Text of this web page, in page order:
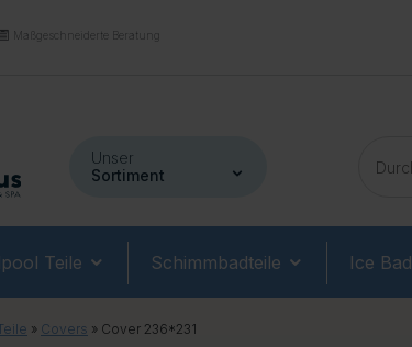
Maßgeschneiderte Beratung
Unser
Sortiment
Teile Schimmbadteile Ice Bad
» Covers » Cover 236*231